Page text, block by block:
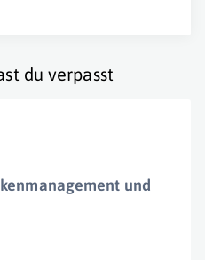
du verpasst
und